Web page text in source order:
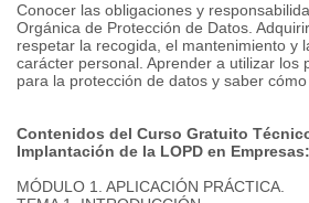
Conocer las obligaciones y
Orgánica de Protección de Datos.
respetar la recogida, el mantenimiento y
carácter personal. Aprender a utilizar los
para la protección de datos y saber cómo
Contenidos del Curso Gratuito
Implantación de la LOPD en Empresas:
MÓDULO 1. APLICACIÓN PRÁCTICA.